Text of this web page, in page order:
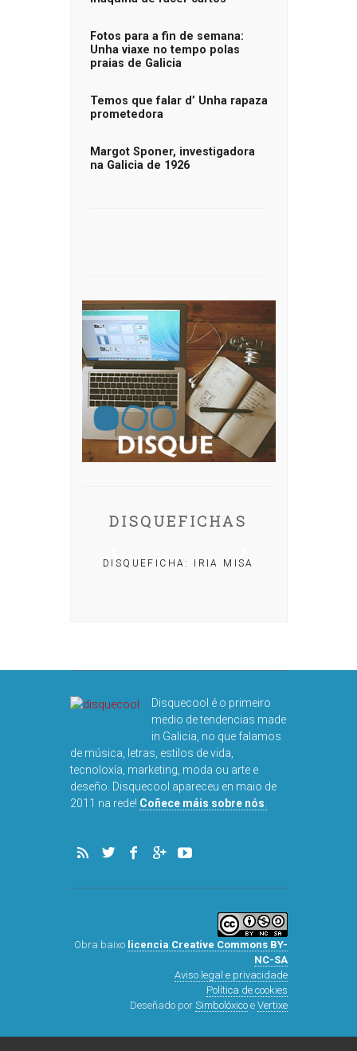
Fotos para a fin de semana:
Unha viaxe no tempo polas
praias de Galicia
Temos que falar d’ Unha rapaza
prometedora
Margot Sponer, investigadora
na Galicia de 1926
DISQUEFICHAS
DISQUEFICHA: IRIA MISA
Disquecool é o primeiro
medio de tendencias made
in Galicia, no que falamos
de música, letras, estilos de vida,
tecnoloxía, marketing, moda ou arte e
deseño. Disquecool apareceu en maio de
2011 na rede! Coñece máis sobre nós
Obra baixo licencia Creative Commons BY-
NC-SA
Aviso legal e privacidade
Política de cookies
Deseñado por Simbolóxicoe Vertixe